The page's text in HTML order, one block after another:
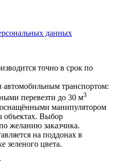
данных
точно в срок по
автомобильным транспортом:
перевезти до 30 м3
манипулятором
объектах. Выбор
желанию заказчика.
на поддонах в
зеленого цвета.